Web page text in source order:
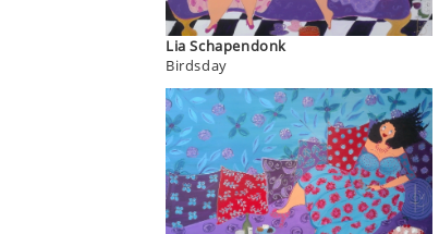
Lia Schapendonk
Birdsday